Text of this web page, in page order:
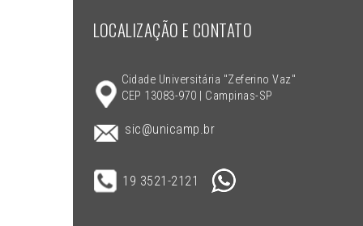
LOCALIZAÇÃO E CONTATO
Cidade Universitária "Zeferino Vaz"
CEP 13083-970 | Campinas-SP
sic@unicamp.br
19 3521-2121